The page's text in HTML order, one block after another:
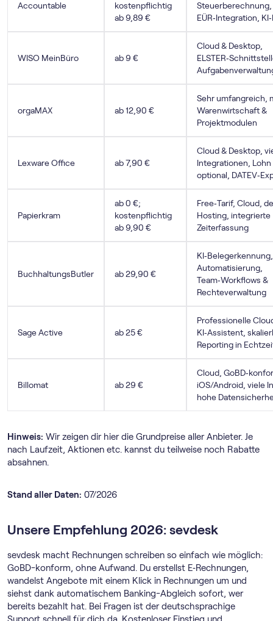
Accountable
kostenpflichtig
ab 9,89 €
Steuerberechnung,
EÜR‑Integration,
WISO MeinBüro ab 9 €
Cloud & Desktop,
orgaMAX ab 12,90 €
Sehr umfangreich,
Warenwirtschaft &
Projektmodulen
Lexware Office ab 7,90 €
Cloud & Desktop,
Integrationen, Lohn
optional,
Papierkram
ab 0 €;
kostenpflichtig
ab 9,90 €
Free‑Tarif, Cloud,
Hosting, integrierte
Zeiterfassung
BuchhaltungsButler ab 29,90 €
Automatisierung,
Team‑Workflows &
Rechteverwaltung
Sage Active ab 25 €
Professionelle
KI‑Assistent,
Reporting in
Billomat ab 29 €
Cloud,
iOS/Android, viele
hohe
Hinweis: Wir zeigen dir hier die Grundpreise aller Anbieter. Je
nach Laufzeit, Aktionen etc. kannst du teilweise noch Rabatte
absahnen.
Stand aller Daten: 07/2026
Unsere Empfehlung 2026: sevdesk
sevdesk macht Rechnungen schreiben so einfach wie möglich:
GoBD-konform, ohne Aufwand. Du erstellst E‑Rechnungen,
wandelst Angebote mit einem Klick in Rechnungen um und
siehst dank automatischem Banking-Abgleich sofort, wer
bereits bezahlt hat. Bei Fragen ist der deutschsprachige